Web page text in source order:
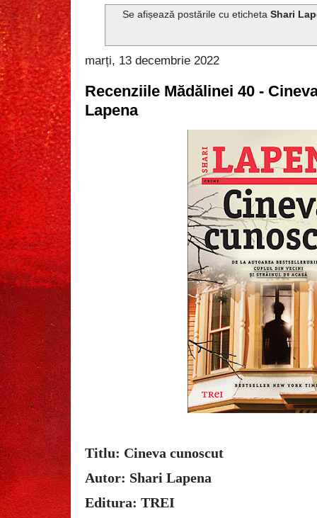
Se afișează postările cu eticheta Shari
marți, 13 decembrie 2022
Recenziile Mădălinei 40 -
Lapena
Titlu: Cineva cunoscut
Autor: Shari Lapena
Editura: TREI